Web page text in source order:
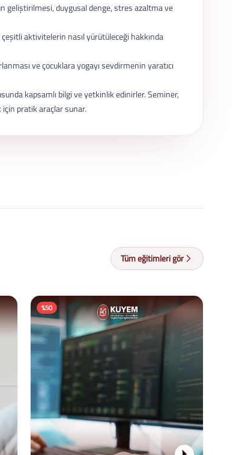
geliştirilmesi, duygusal denge, stres azaltma ve
aktivitelerin nasıl yürütüleceği hakkında
ve çocuklara yogayı sevdirmenin yaratıcı
kapsamlı bilgi ve yetkinlik edinirler. Seminer,
için pratik araçlar sunar.
Tüm eğitimleri gör
%58